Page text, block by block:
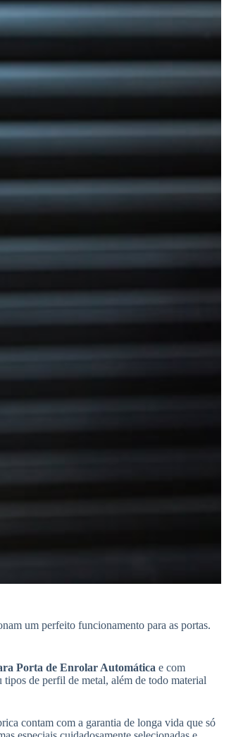
um perfeito funcionamento para as portas.
Porta de Enrolar Automática e com
tipos de perfil de metal, além de todo material
contam com a garantia de longa vida que só